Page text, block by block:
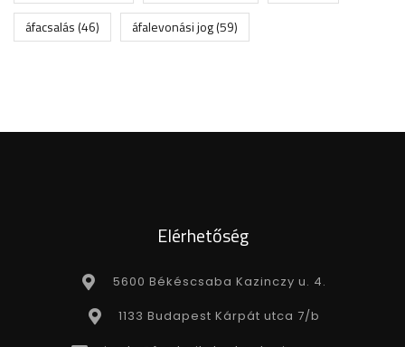
áfacsalás(46) áfalevonási jog(59)
Elérhetőség
5600 Békéscsaba Kazinczy u. 4.
1133 Budapest Kárpát utca 7/b